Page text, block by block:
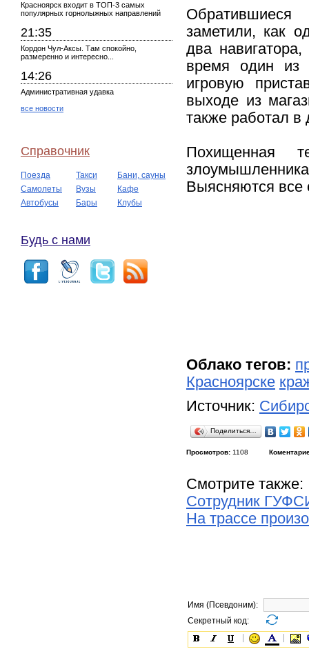
Красноярск входит в ТОП-3 самых
популярных горнолыжных направлений
21:35
Кордон Чул-Аксы. Там спокойно,
размеренно и интересно...
14:26
Административная удавка
все новости
Справочник
Поезда Такси
Бани, сауны
Самолеты
Вузы
Кафе
Автобусы
Бары Клубы
Будь с нами
заметили, как
два
время один из
игровую
выходе из
также работал в
Похищенная
Выясняются все
Облако тегов:
Красноярске
Источник:
Поделиться…
Просмотров: 1108
Смотрите также:
Сотрудник
На трассе
Имя (Псевдоним):
Секретный код: